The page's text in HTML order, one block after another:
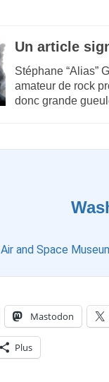
Un article
Stéphane “Alias”
amateur de rock
donc grande
and Space
Mastodon
Plus